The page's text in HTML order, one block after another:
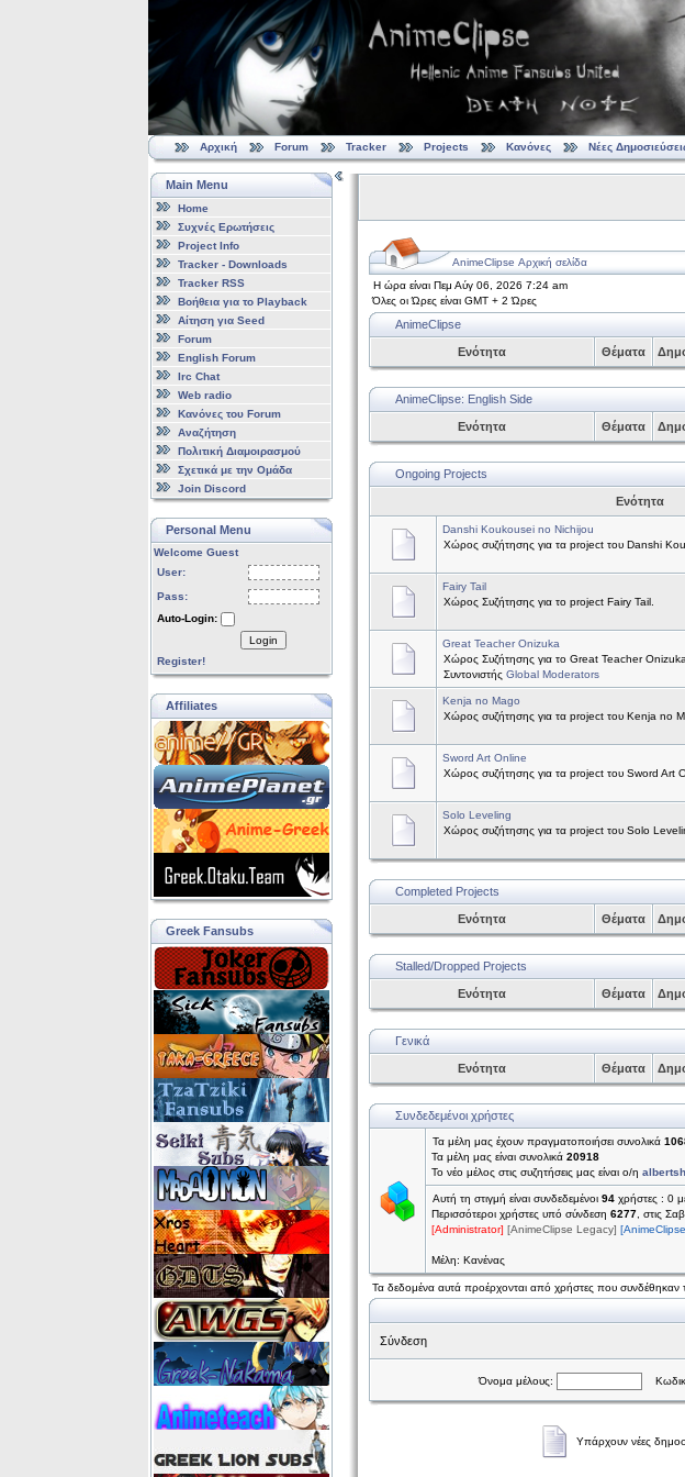
Αρχική Forum Tracker Projects Κανόνες Νέες
Main Menu
Home
Συχνές Ερωτήσεις
Project Info
Tracker - Downloads
Tracker RSS
Βοήθεια για το Playback
Αίτηση για Seed
Forum
English Forum
Irc Chat
Web radio
Κανόνες του Forum
Αναζήτηση
Πολιτική Διαμοιρασμού
Σχετικά με την Ομάδα
Join Discord
Personal Menu
Welcome Guest
User:
Pass:
Auto-Login:
Login
Register!
Affiliates
Greek Fansubs
AnimeClipse Αρχική σελίδα
Η ώρα είναι Πεμ Αύγ 06, 2026 7:24 am
Όλες οι Ώρες είναι GMT + 2 Ώρες
AnimeClipse
Ενότητα Θέματα
AnimeClipse: English Side
Ενότητα Θέματα
Ongoing Projects
Ενότητα
Danshi Koukousei no Nichijou
Χώρος συζήτησης για τα project του Danshi
Fairy Tail
Χώρος Συζήτησης για το project Fairy Tail.
Great Teacher Onizuka
Χώρος Συζήτησης για το Great Teacher Onizuka
Συντονιστής Global Moderators
Kenja no Mago
Χώρος συζήτησης για τα project του Kenja no
Sword Art Online
Χώρος συζήτησης για τα project του Sword Art
Solo Leveling
Χώρος συζήτησης για τα project του Solo
Completed Projects
Ενότητα Θέματα
Stalled/Dropped Projects
Ενότητα Θέματα
Γενικά
Ενότητα Θέματα
Συνδεδεμένοι χρήστες
Τα μέλη μας έχουν πραγματοποιήσει συνολικά
Τα μέλη μας είναι συνολικά 20918
Το νέο μέλος στις συζητήσεις μας είναι ο/η
Αυτή τη στιγμή είναι συνδεδεμένοι 94χρήστες : 0
Περισσότεροι χρήστες υπό σύνδεση 6277, στις
[Administrator] [AnimeClipse Legacy]
Μέλη: Κανένας
Τα δεδομένα αυτά προέρχονται από χρήστες που συνδέθηκαν
Σύνδεση
Όνομα μέλους:
Υπάρχουν νέες